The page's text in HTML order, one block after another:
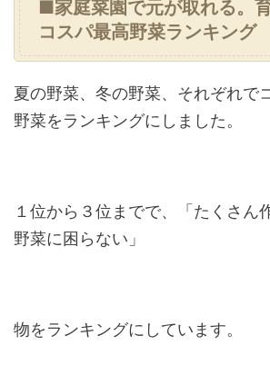
■家庭菜園で元が取れる。
コスパ最高野菜ランキング
夏の野菜、冬の野菜、それぞれで
野菜をランキングにしました。
１位から３位までで、「たくさん
野菜に困らない」
物をランキングにしています。